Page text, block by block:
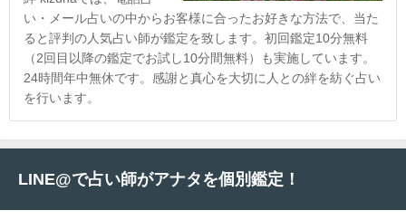
い・メール占いの中からお客様に合ったお好きな方法で、当た
ると評判の人気占い師が鑑定を致します。初回鑑定10分無料
（2回目以降の鑑定でお試し10分間無料）も実施しています。
24時間年中無休です。感謝と真心を大切に人との絆を紡ぐ占い
を行います。
LINE@で占い師がアナタを個別鑑定！